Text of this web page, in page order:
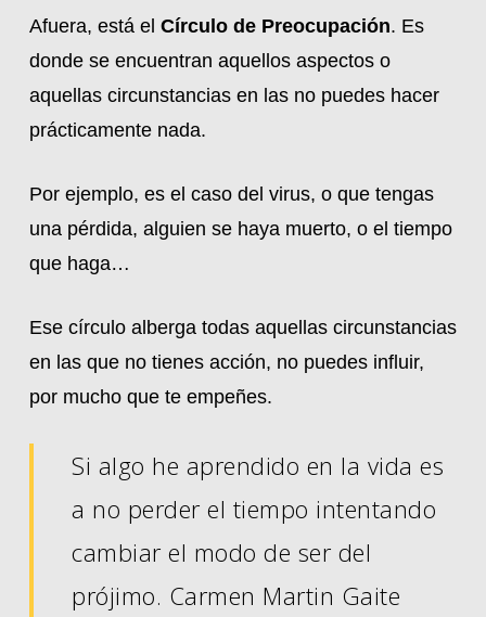
Afuera, está el Círculo de Preocupación. Es
donde se encuentran aquellos aspectos o
aquellas circunstancias en las no puedes hacer
prácticamente nada.
Por ejemplo, es el caso del virus, o que tengas
una pérdida, alguien se haya muerto, o el tiempo
que haga…
Ese círculo alberga todas aquellas circunstancias
en las que no tienes acción, no puedes influir,
por mucho que te empeñes.
Si algo he aprendido en la vida es
a no perder el tiempo intentando
cambiar el modo de ser del
prójimo. Carmen Martin Gaite